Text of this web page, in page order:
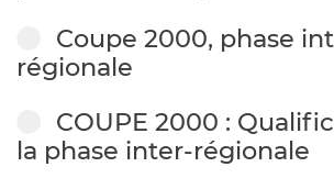
Coupe 2000, phase
régionale
COUPE 2000 :
la phase inter-régionale